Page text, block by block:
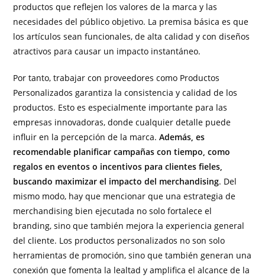
productos que reflejen los valores de la marca y las
necesidades del público objetivo. La premisa básica es que
los artículos sean funcionales, de alta calidad y con diseños
atractivos para causar un impacto instantáneo.
Por tanto, trabajar con proveedores como Productos
Personalizados garantiza la consistencia y calidad de los
productos. Esto es especialmente importante para las
empresas innovadoras, donde cualquier detalle puede
influir en la percepción de la marca.Además, es
recomendable planificar campañas con tiempo, como
regalos en eventos o incentivos para clientes fieles,
buscando maximizar el impacto del merchandising. Del
mismo modo, hay que mencionar que una estrategia de
merchandising bien ejecutada no solo fortalece el
branding, sino que también mejora la experiencia general
del cliente. Los productos personalizados no son solo
herramientas de promoción, sino que también generan una
conexión que fomenta la lealtad y amplifica el alcance de la